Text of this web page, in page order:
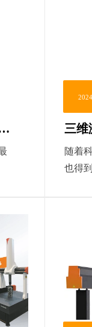
三维
的应
随着
也得
测量